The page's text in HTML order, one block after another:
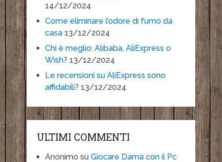
14/12/2024
Come eliminare l’odore di fumo da
casa 13/12/2024
Chi è meglio: Alibaba, AliExpress o
Wish? 13/12/2024
Le recensioni su AliExpress sono
affidabili? 13/12/2024
ULTIMI COMMENTI
Anonimo su Giocare Dama con il Pc